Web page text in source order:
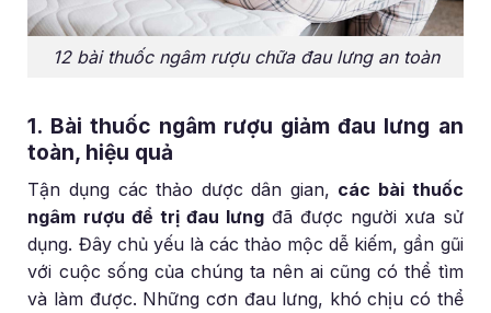
12 bài thuốc ngâm rượu chữa đau lưng an toàn
1. Bài thuốc ngâm rượu giảm đau lưng an
toàn, hiệu quả
Tận dụng các thảo dược dân gian, các bài thuốc
ngâm rượu để trị đau lưng đã được người xưa sử
dụng. Đây chủ yếu là các thảo mộc dễ kiếm, gần gũi
với cuộc sống của chúng ta nên ai cũng có thể tìm
và làm được. Những cơn đau lưng, khó chịu có thể